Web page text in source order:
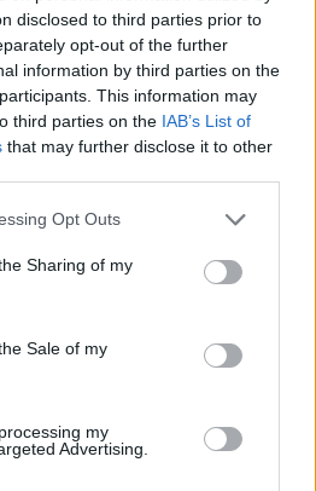
disclosed to third parties prior to
opt-out of the further
information by third parties on the
This information may
third parties on the IAB’s List of
that may further disclose it to other
app uses one or more Google
usage behaviour. You may click to
and its third-party tags to
purposes in below Google
Opt Outs
Sharing of my
Sale of my
my
Advertising.
prima squadra MLB a
nella stagione 2026